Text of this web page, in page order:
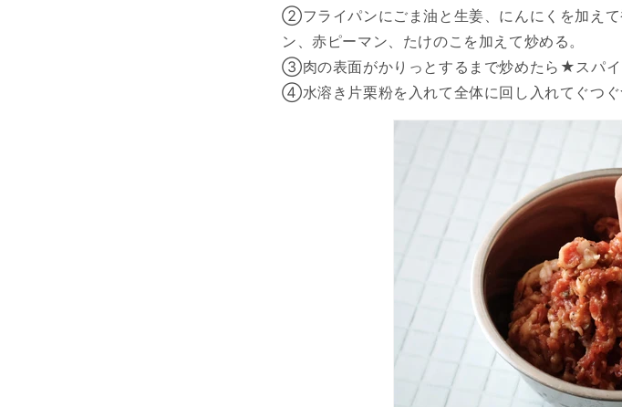
②フライパンにごま油と生姜、にんにくを加え
ン、赤ピーマン、たけのこを加えて炒める。
③肉の表面がかりっとするまで炒めたら★スパイ
④水溶き片栗粉を入れて全体に回し入れてぐつぐ